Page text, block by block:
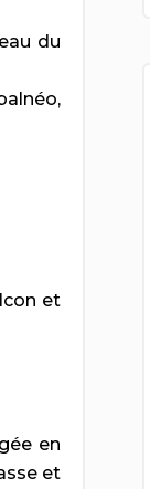
du
et
en
et